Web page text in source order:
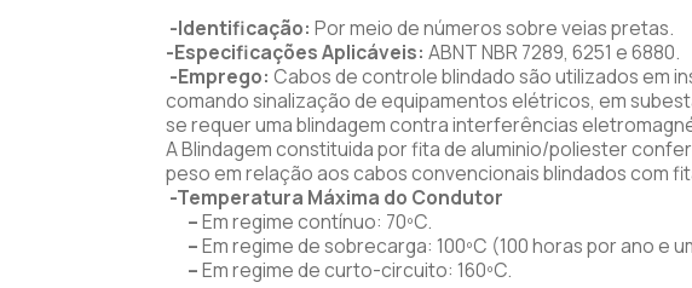
-Identificação: Por meio de números sobre veias pretas.
-Especificações Aplicáveis: ABNT NBR 7289, 6251 e 6880.
-Emprego: Cabos de controle blindado são utilizados em
comando sinalização de equipamentos elétricos, em
se requer uma blindagem contra interferências
A Blindagem constituida por fita de aluminio/poliester
peso em relação aos cabos convencionais blindados com
-Temperatura Máxima do Condutor
–Em regime contínuo: 70ºC.
–Em regime de sobrecarga: 100ºC (100 horas por ano e
–Em regime de curto-circuito: 160ºC.